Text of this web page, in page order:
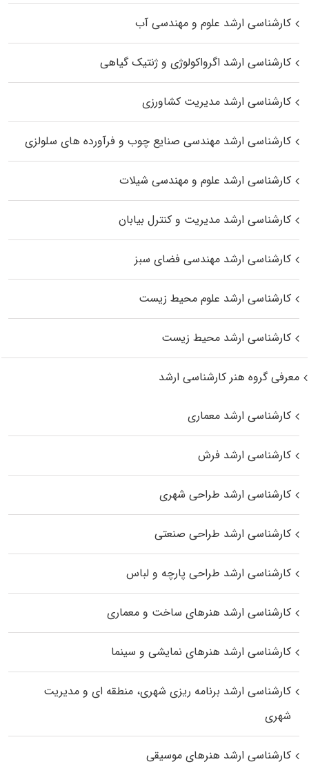
کارشناسی ارشد علوم و مهندسی آب
کارشناسی ارشد اگرواکولوژی و ژنتیک گیاهی
کارشناسی ارشد مدیریت کشاورزی
کارشناسی ارشد مهندسی صنایع چوب و فرآورده‌ های سلولزی
کارشناسی ارشد علوم و مهندسی شیلات
کارشناسی ارشد مدیریت و کنترل بیابان
کارشناسی ارشد مهندسی فضای سبز
کارشناسی ارشد علوم محیط‌ زیست
کارشناسی ارشد محیط زیست
معرفی گروه هنر کارشناسی ارشد
کارشناسی ارشد معماری
کارشناسی ارشد فرش
کارشناسی ارشد طراحی شهری
کارشناسی ارشد طراحی صنعتی
کارشناسی ارشد طراحی پارچه و لباس
کارشناسی ارشد هنرهای ساخت و معماری
کارشناسی ارشد هنرهای نمایشی و سینما
کارشناسی ارشد برنامه ریزی شهری، منطقه‌ ای و مدیریت
شهری
کارشناسی ارشد هنرهای موسیقی